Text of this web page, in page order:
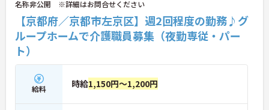
名称非公開 ※詳細はお問合せください
【京都府／京都市左京区】週2回程度の勤務♪グ
ループホームで介護職員募集（夜勤専従・パー
ト）
給料 時給1,150円～1,200円